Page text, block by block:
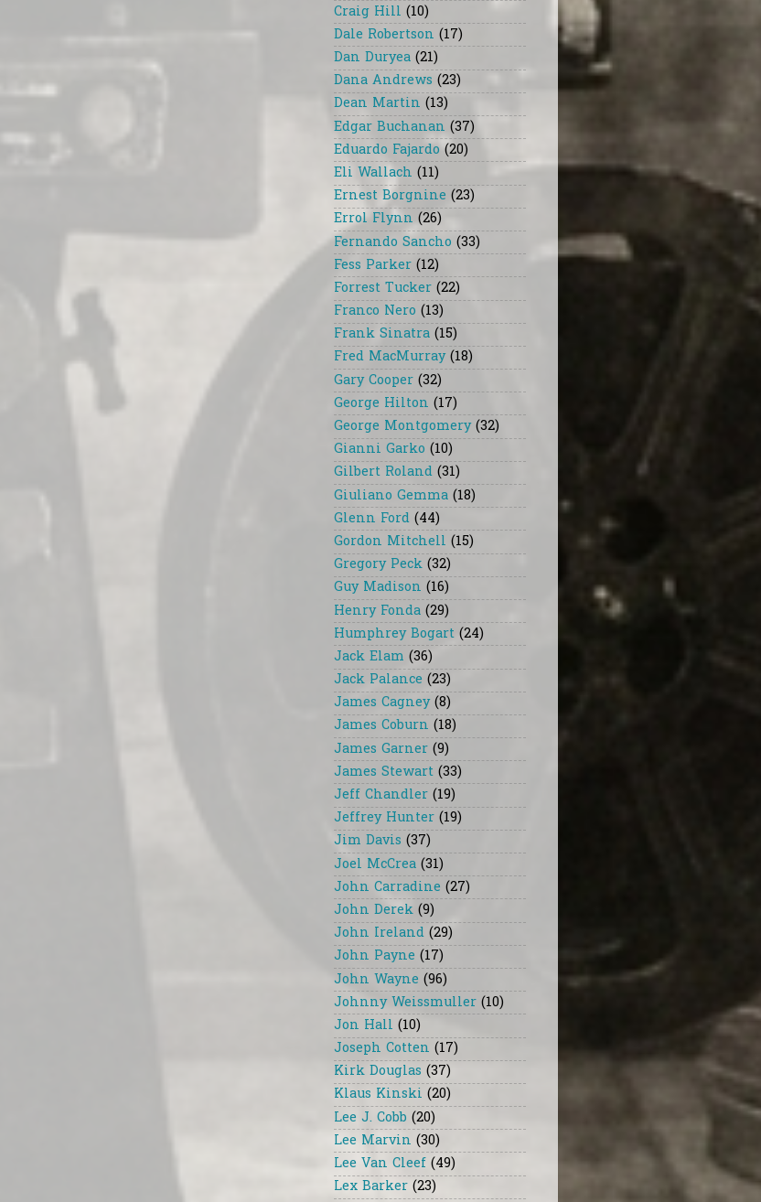
Craig Hill (10)
Dale Robertson (17)
Dan Duryea (21)
Dana Andrews (23)
Dean Martin (13)
Edgar Buchanan (37)
Eduardo Fajardo (20)
Eli Wallach (11)
Ernest Borgnine (23)
Errol Flynn (26)
Fernando Sancho (33)
Fess Parker (12)
Forrest Tucker (22)
Franco Nero (13)
Frank Sinatra (15)
Fred MacMurray (18)
Gary Cooper (32)
George Hilton (17)
George Montgomery (32)
Gianni Garko (10)
Gilbert Roland (31)
Giuliano Gemma (18)
Glenn Ford (44)
Gordon Mitchell (15)
Gregory Peck (32)
Guy Madison (16)
Henry Fonda (29)
Humphrey Bogart (24)
Jack Elam (36)
Jack Palance (23)
James Cagney (8)
James Coburn (18)
James Garner (9)
James Stewart (33)
Jeff Chandler (19)
Jeffrey Hunter (19)
Jim Davis (37)
Joel McCrea (31)
John Carradine (27)
John Derek (9)
John Ireland (29)
John Payne (17)
John Wayne (96)
Johnny Weissmuller (10)
Jon Hall (10)
Joseph Cotten (17)
Kirk Douglas (37)
Klaus Kinski (20)
Lee J. Cobb (20)
Lee Marvin (30)
Lee Van Cleef (49)
Lex Barker (23)